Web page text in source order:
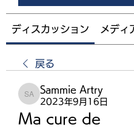
ディスカッション メディ
戻る
Sammie Artry
Sammie Artry
2023年9月16日
Ma cure de